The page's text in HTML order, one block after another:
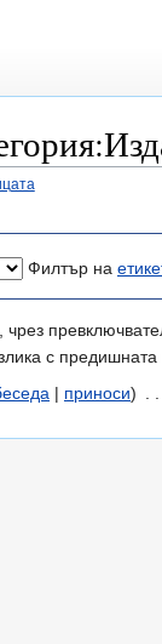
Филтър на
с предишната
| приноси)